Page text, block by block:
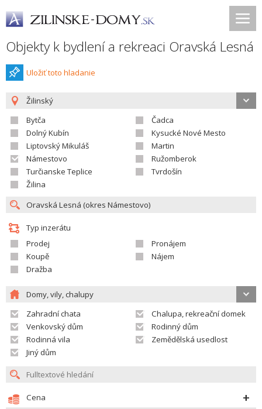
Objekty k bydlení a rekreaci Oravská Lesná
Uložiť toto hladanie
Žilinský
Bytča
Čadca
Dolný Kubín
Kysucké Nové Mesto
Liptovský Mikuláš
Martin
Námestovo
Ružomberok
Turčianske Teplice
Tvrdošín
Žilina
Typ inzerátu
Prodej
Pronájem
Koupě
Nájem
Dražba
Domy, vily, chalupy
Zahradní chata
Chalupa, rekreační domek
Venkovský dům
Rodinný dům
Rodinná vila
Zemědělská usedlost
Jiný dům
Cena